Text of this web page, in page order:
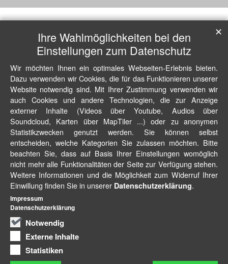
Ihre Wahlmöglichkeiten bei den
Einstellungen zum Datenschutz
Wir möchten Ihnen ein optimales Webseiten-Erlebnis bieten.
Dazu verwenden wir Cookies, die für das Funktionieren unserer
Website notwendig sind. Mit Ihrer Zustimmung verwenden wir
auch Cookies und andere Technologien, die zur Anzeige
externer Inhalte (Videos über Youtube, Audios über
Soundcloud, Karten über MapTiler ...) oder zu anonymen
Statistikzwecken genutzt werden. Sie können selbst
entscheiden, welche Kategorien Sie zulassen möchten. Bitte
beachten Sie, dass auf Basis Ihrer Einstellungen womöglich
nicht mehr alle Funktionalitäten der Seite zur Verfügung stehen.
Weitere Informationen und die Möglichkeit zum Widerruf Ihrer
Einwillung finden Sie in unserer Datenschutzerklärung.
Notwendig
Externe Inhalte
Statistiken
✕
Impressum
Datenschutzerklärung